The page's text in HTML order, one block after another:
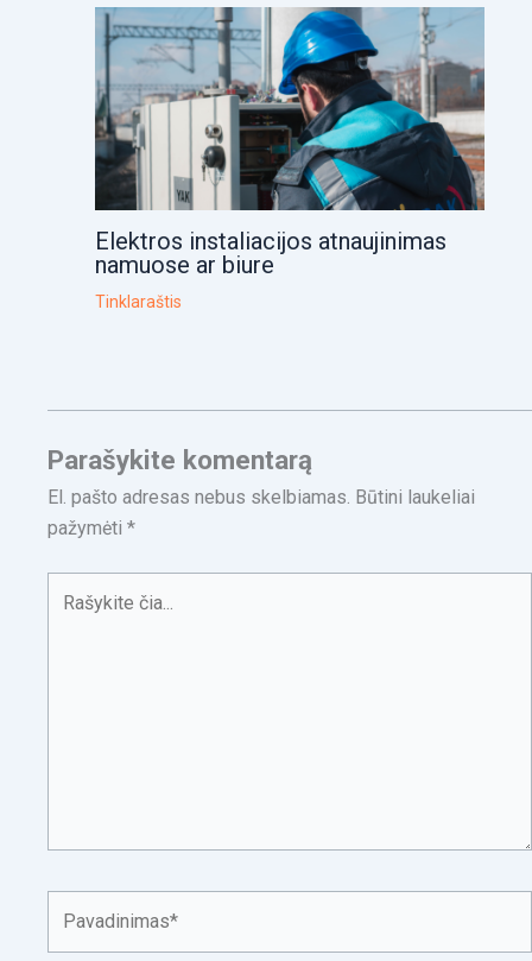
Elektros instaliacijos atnaujinimas
namuose ar biure
Tinklaraštis
Parašykite komentarą
El. pašto adresas nebus skelbiamas. Būtini laukeliai
pažymėti*
čia...